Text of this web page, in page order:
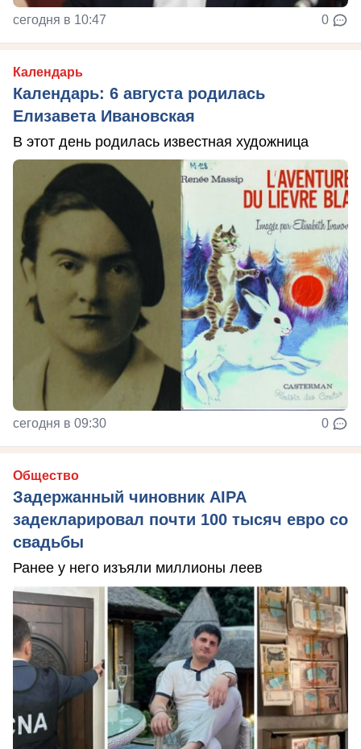
сегодня в 10:47 0
Календарь
Календарь: 6 августа родилась
Елизавета Ивановская
В этот день родилась известная художница
сегодня в 09:30 0
Общество
Задержанный чиновник AIPA
задекларировал почти 100 тысяч евро со
свадьбы
Ранее у него изъяли миллионы леев